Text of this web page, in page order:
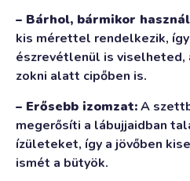
– Bárhol, bármikor
kis mérettel rendelkezik, így
észrevétlenül is viselheted,
zokni alatt cipőben is.
– Erősebb izomzat:A
megerősíti a lábujjaidban
ízületeket, így a jövőben
ismét a bütyök.